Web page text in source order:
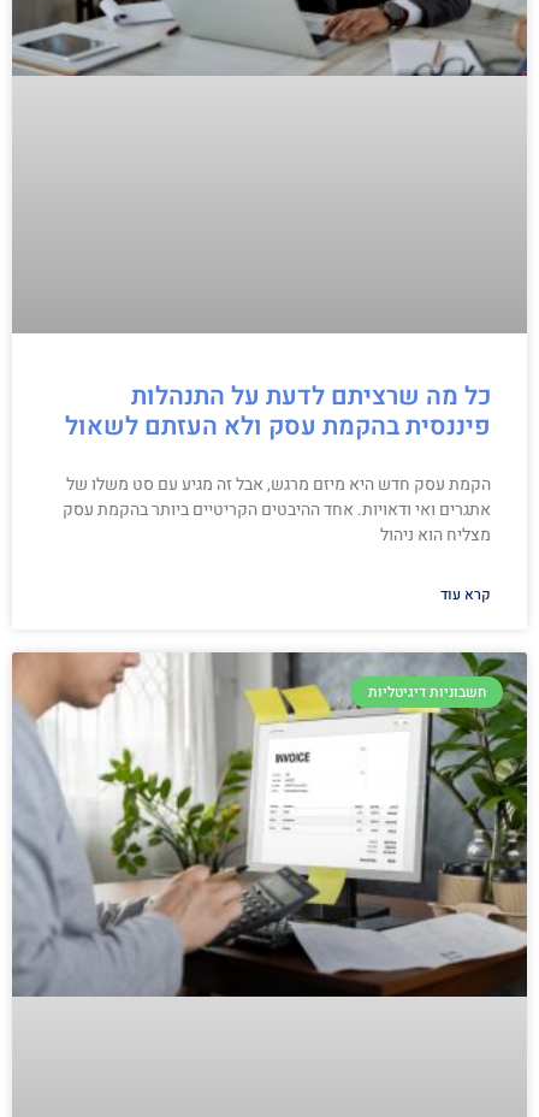
כל מה שרציתם לדעת על התנהלות
פיננסית בהקמת עסק ולא העזתם לשאול
הקמת עסק חדש היא מיזם מרגש, אבל זה מגיע עם סט משלו של
אתגרים ואי ודאויות. אחד ההיבטים הקריטיים ביותר בהקמת עסק
מצליח הוא ניהול
קרא עוד
חשבוניות דיגיטליות